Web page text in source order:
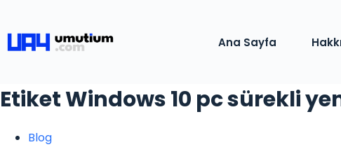
Ana Sayfa
EtiketWindows 10 pc sürekli
Blog